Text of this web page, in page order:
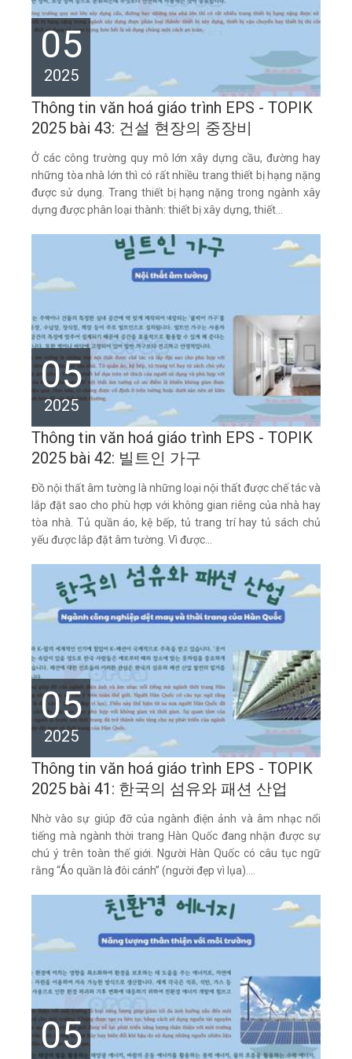
05
2025
Thông tin văn hoá giáo trình EPS - TOPIK
2025 bài 43: 건설 현장의 중장비
Ở các công trường quy mô lớn xây dựng cầu, đường hay
những tòa nhà lớn thì có rất nhiều trang thiết bị hạng nặng
được sử dụng. Trang thiết bị hạng nặng trong ngành xây
dựng được phân loại thành: thiết bị xây dựng, thiết...
05
2025
Thông tin văn hoá giáo trình EPS - TOPIK
2025 bài 42: 빌트인 가구
Đồ nội thất âm tường là những loại nội thất được chế tác và
lắp đặt sao cho phù hợp với không gian riêng của nhà hay
tòa nhà. Tủ quần áo, kệ bếp, tủ trang trí hay tủ sách chủ
yếu được lắp đặt âm tường. Vì được...
05
2025
Thông tin văn hoá giáo trình EPS - TOPIK
2025 bài 41: 한국의 섬유와 패션 산업
Nhờ vào sự giúp đỡ của ngành điện ảnh và âm nhạc nổi
tiếng mà ngành thời trang Hàn Quốc đang nhận được sự
chú ý trên toàn thế giới. Người Hàn Quốc có câu tục ngữ
rằng “Áo quần là đôi cánh” (người đẹp vì lụa)....
05